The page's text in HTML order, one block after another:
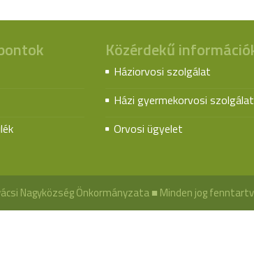
Közérdekű
Háziorvosi szolgálat
Házi gyermekorvosi szolgálat
Orvosi ügyelet
Nagyközség Önkormányzata ■ Minden jog